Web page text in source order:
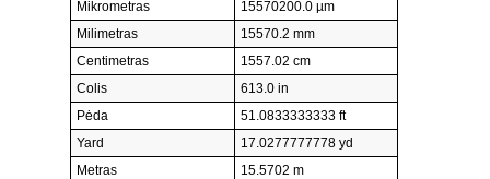
Mikrometras
15570200.0 µm
Milimetras
15570.2 mm
Centimetras
1557.02 cm
Colis
613.0 in
Pėda
51.0833333333 ft
Yard
17.0277777778 yd
Metras
15.5702 m